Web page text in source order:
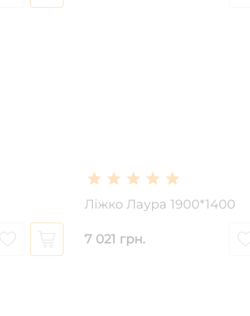
Ліжко Лаура 1900*1400
7 021 грн.